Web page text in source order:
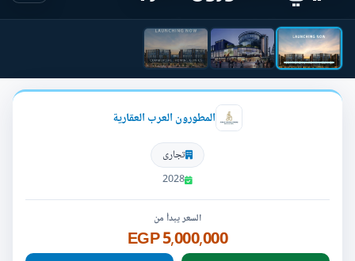
المطورون العرب العقارية
تجارى
2028
السعر يبدأ من
5,000,000 EGP